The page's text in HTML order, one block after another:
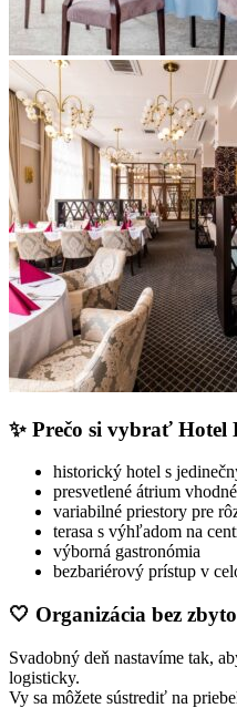
✨ Prečo si vybrať
historický hotel s
presvetlené átrium
variabilné priestory pre
terasa s výhľadom na
výborná gastronómia
bezbariérový prístup v
🤍 Organizácia bez
Svadobný deň nastavíme tak,
logisticky.
Vy sa môžete sústrediť na